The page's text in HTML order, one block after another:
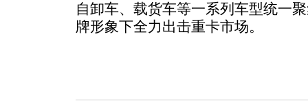
自卸车、载货车等一系列车型统一
牌形象下全力出击重卡市场。